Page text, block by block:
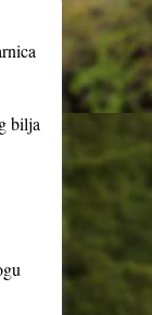
bilja